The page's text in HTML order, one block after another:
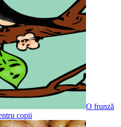
O frunză
copii